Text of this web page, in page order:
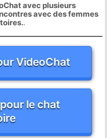
avec plusieurs
avec des femmes
.
VideoChat
le chat